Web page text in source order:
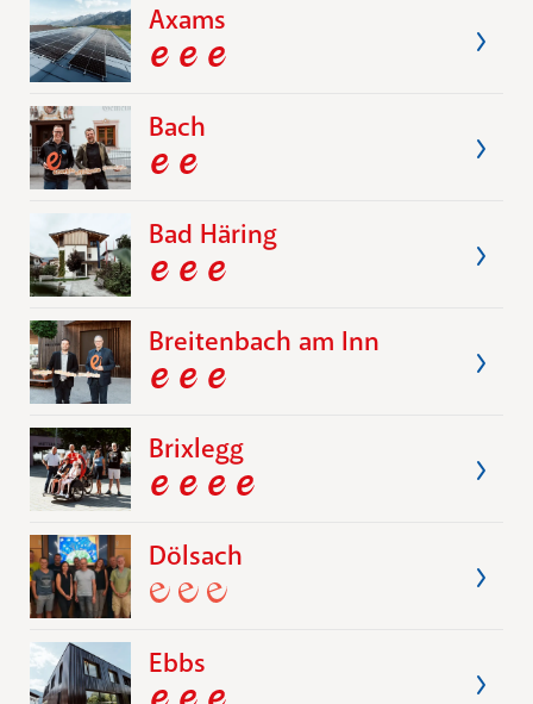
Axams
Bach
Bad Häring
Breitenbach am Inn
Brixlegg
Dölsach
Ebbs